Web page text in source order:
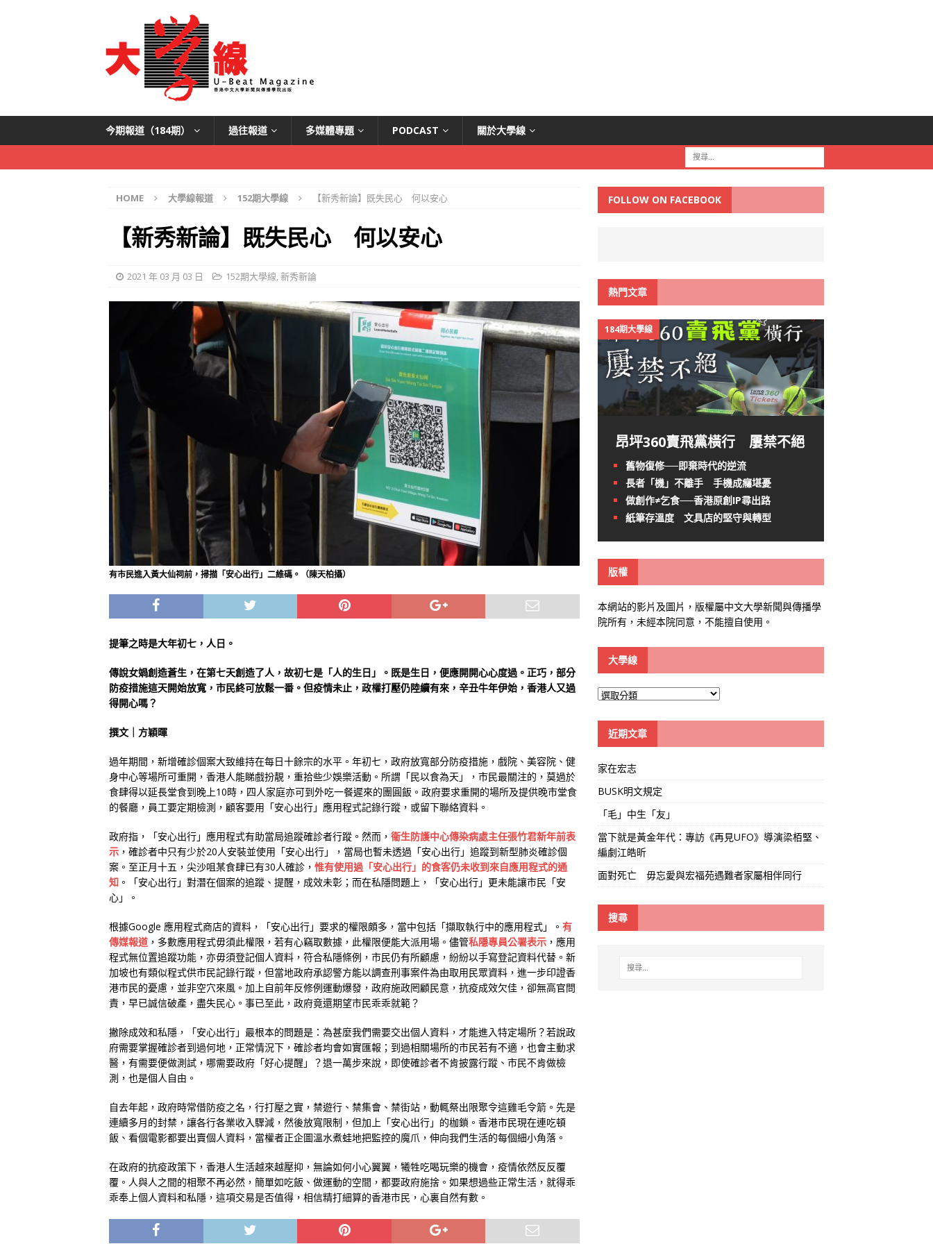
今期報道（184期） 過往報道 多媒體專題 PODCAST 關於大學線
HOME 大學線報道 152期大學線 【新秀新論】既失民心 何以安心
【新秀新論】既失民心 何以安心
2021 年 03 月 03 日 152期大學線,新秀新論
有市民進入黃大仙祠前，掃描「安心出行」二維碼。（陳天柏攝）
提筆之時是大年初七，人日。
傳說女媧創造蒼生，在第七天創造了人，故初七是「人的生日」。既是生日，便應開開心心度過。正巧，部分
防疫措施這天開始放寬，市民終可放鬆一番。但疫情未止，政權打壓仍陸續有來，辛丑牛年伊始，香港人又過
得開心嗎？
撰文｜方穎暉
過年期間，新增確診個案大致維持在每日十餘宗的水平。年初七，政府放寬部分防疫措施，戲院、美容院、健
身中心等場所可重開，香港人能睇戲扮靚，重拾些少娛樂活動。所謂「民以食為天」，市民最關注的，莫過於
食肆得以延長堂食到晚上10時，四人家庭亦可到外吃一餐遲來的團圓飯。政府要求重開的場所及提供晚市堂食
的餐廳，員工要定期檢測，顧客要用「安心出行」應用程式記錄行蹤，或留下聯絡資料。
政府指，「安心出行」應用程式有助當局追蹤確診者行蹤。然而， 衞生防護中心傳染病處主任張竹君新年前表
示 ，確診者中只有少於20人安裝並使用「安心出行」，當局也暫未透過「安心出行」追蹤到新型肺炎確診個
案。至正月十五，尖沙咀某食肆已有30人確診， 惟有使用過「安心出行」的食客仍未收到來自應用程式的通
知 。「安心出行」對潛在個案的追蹤、提醒，成效未彰；而在私隱問題上，「安心出行」更未能讓市民「安
心」。
根據Google 應用程式商店的資料，「安心出行」要求的權限頗多，當中包括「擷取執行中的應用程式」。 有
傳媒報道 ，多數應用程式毋須此權限，若有心竊取數據，此權限便能大派用場。儘管私隱專員公署表示 ，應用
程式無位置追蹤功能，亦毋須登記個人資料，符合私隱條例，市民仍有所顧慮，紛紛以手寫登記資料代替。新
加坡也有類似程式供市民記錄行蹤，但當地政府承認警方能以調查刑事案件為由取用民眾資料，進一步印證香
港市民的憂慮，並非空穴來風。加上自前年反修例運動爆發，政府施政罔顧民意，抗疫成效欠佳，卻無高官問
責，早已誠信破產，盡失民心。事已至此，政府竟還期望市民乖乖就範？
撇除成效和私隱，「安心出行」最根本的問題是：為甚麼我們需要交出個人資料，才能進入特定場所？若說政
府需要掌握確診者到過何地，正常情況下，確診者均會如實匯報；到過相關場所的市民若有不適，也會主動求
醫，有需要便做測試，哪需要政府「好心提醒」？退一萬步來說，即使確診者不肯披露行蹤、市民不肯做檢
測，也是個人自由。
自去年起，政府時常借防疫之名，行打壓之實，禁遊行、禁集會、禁街站，動輒祭出限聚令這雞毛令箭。先是
連續多月的封禁，讓各行各業收入驟減，然後放寬限制，但加上「安心出行」的枷鎖。香港市民現在連吃頓
飯、看個電影都要出賣個人資料，當權者正企圖溫水煮蛙地把監控的魔爪，伸向我們生活的每個細小角落。
在政府的抗疫政策下，香港人生活越來越壓抑，無論如何小心翼翼，犧牲吃喝玩樂的機會，疫情依然反反覆
覆。人與人之間的相聚不再必然，簡單如吃飯、做運動的空間，都要政府施捨。如果想過些正常生活，就得乖
乖奉上個人資料和私隱，這項交易是否值得，相信精打細算的香港市民，心裏自然有數。
FOLLOW ON FACEBOOK
熱門文章
184期大學線
昂坪360賣飛黨橫行 屢禁不絕
舊物復修──即棄時代的逆流
長者「機」不離手 手機成癮堪憂
做創作≠乞食──香港原創IP尋出路
紙筆存溫度 文具店的堅守與轉型
版權
本網站的影片及圖片，版權屬中文大學新聞與傳播學
院所有，未經本院同意，不能擅自使用。
大學線
大
線
近期文章
家在宏志
BUSK明文規定
「毛」中生「友」
當下就是黃金年代：專訪《再見UFO》導演梁栢堅、
編劇江皓昕
面對死亡 毋忘愛與宏福苑遇難者家屬相伴同行
搜尋